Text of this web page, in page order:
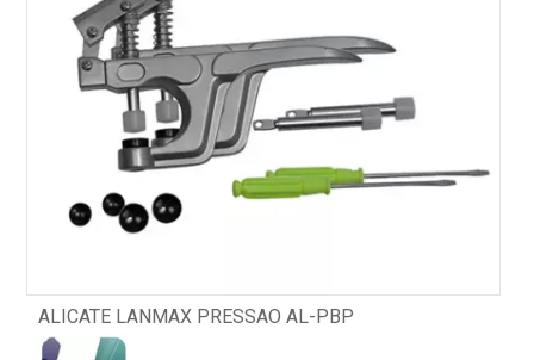
ALICATE LANMAX PRESSAO AL-PBP